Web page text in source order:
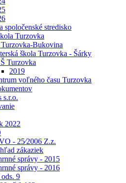
spoločenské stredisko
Turzovka
Bukovina
škola Turzovka - Šárky
Turzovka
2019
voľného času Turzovka
s.r.o.
2022
- 25⁄2006 Z.z.
zákaziek
správy - 2015
správy - 2016
ods. 9